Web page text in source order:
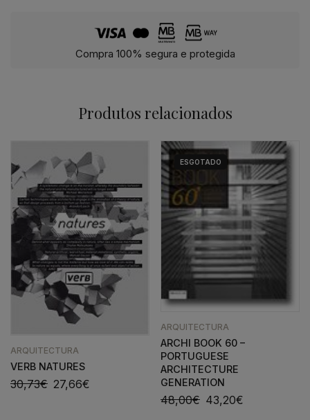
Compra 100% segura e protegida
Produtos relacionados
ARQUITECTURA
VERB NATURES
30,73€ 27,66€
ESGOTADO
ARQUITECTURA
ARCHI BOOK 60 –
PORTUGUESE
ARCHITECTURE
GENERATION
48,00€ 43,20€